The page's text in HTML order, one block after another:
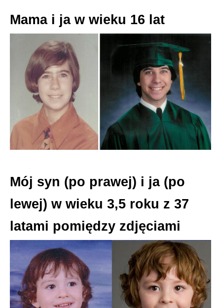
Mama i ja w wieku 16 lat
Mój syn (po prawej) i ja (po
lewej) w wieku 3,5 roku z 37
latami pomiędzy zdjęciami